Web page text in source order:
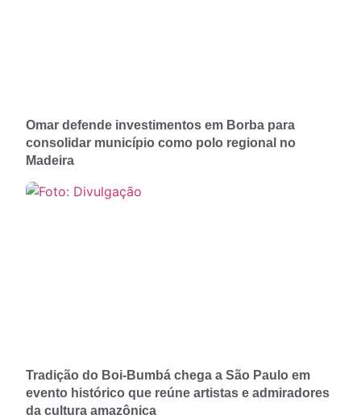
Omar defende investimentos em Borba para
consolidar município como polo regional no
Madeira
Tradição do Boi-Bumbá chega a São Paulo em
evento histórico que reúne artistas e admiradores
da cultura amazônica